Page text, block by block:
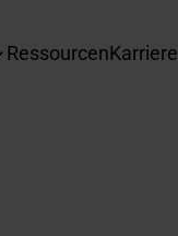
RessourcenKarriere